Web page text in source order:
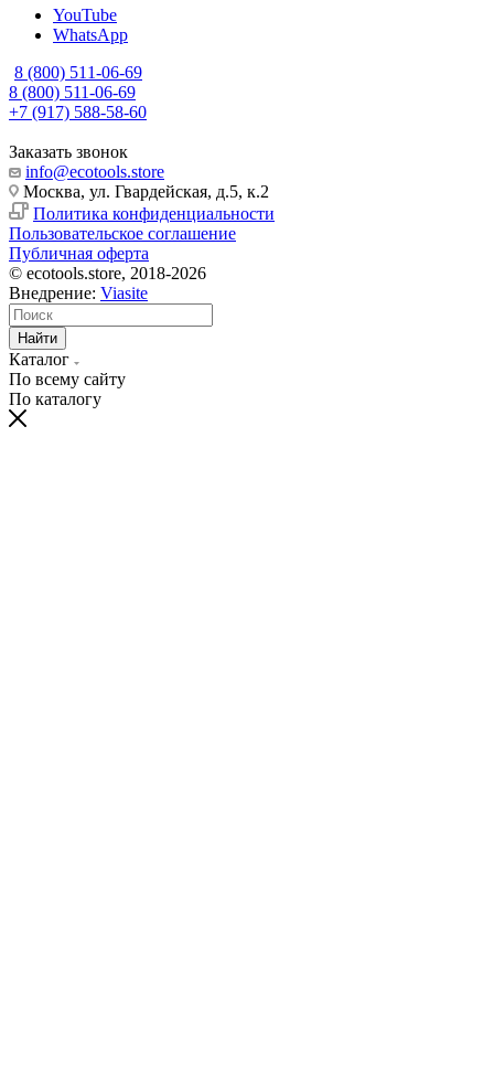
YouTube
WhatsApp
8 (800) 511-06-69
8 (800) 511-06-69
+7 (917) 588-58-60
Заказать звонок
info@ecotools.store
Москва, ул. Гвардейская, д.5, к.2
Политика конфиденциальности
Пользовательское соглашение
Публичная оферта
© ecotools.store, 2018-2026
Внедрение: Viasite
Найти
Каталог
По всему сайту
По каталогу